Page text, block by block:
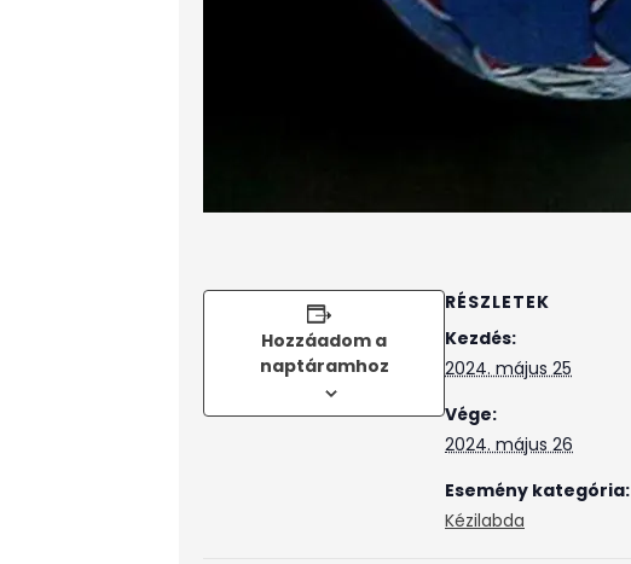
Hozzáadom a
naptáramhoz
RÉSZLETEK
Kezdés:
2024. május 25
Vége:
2024. május 26
Esemény kategória:
Kézilabda